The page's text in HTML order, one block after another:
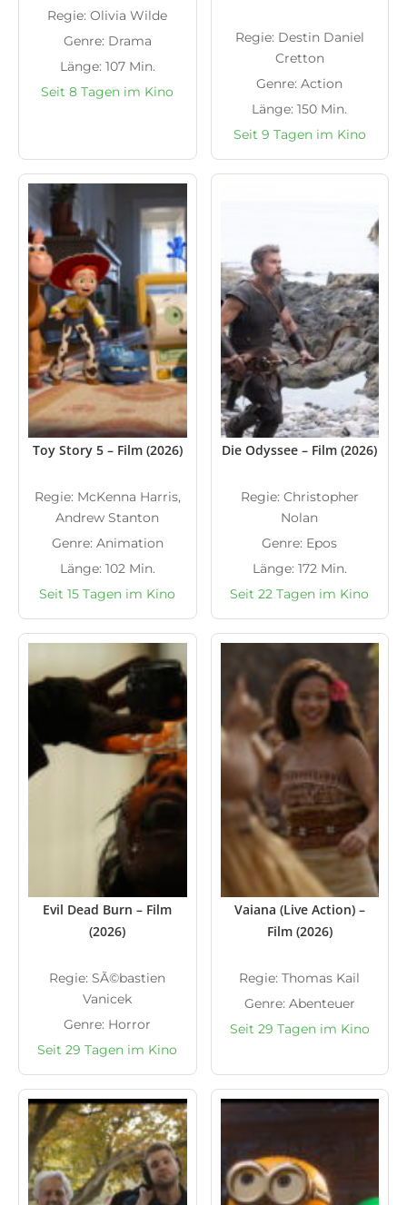
Regie: Olivia Wilde
Genre: Drama
Länge: 107 Min.
Seit 8 Tagen im Kino
Regie: Destin Daniel
Cretton
Genre: Action
Länge: 150 Min.
Seit 9 Tagen im Kino
Toy Story 5 – Film (2026)
Regie: McKenna Harris,
Andrew Stanton
Genre: Animation
Länge: 102 Min.
Seit 15 Tagen im Kino
Die Odyssee – Film (2026)
Regie: Christopher
Nolan
Genre: Epos
Länge: 172 Min.
Seit 22 Tagen im Kino
Evil Dead Burn – Film
(2026)
Regie: SÃ©bastien
Vanicek
Genre: Horror
Seit 29 Tagen im Kino
Vaiana (Live Action) –
Film (2026)
Regie: Thomas Kail
Genre: Abenteuer
Seit 29 Tagen im Kino